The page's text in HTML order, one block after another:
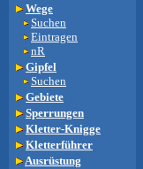
Wege
Suchen
Eintragen
nR
Gipfel
Suchen
Gebiete
Sperrungen
Kletter-Knigge
Kletterführer
Ausrüstung